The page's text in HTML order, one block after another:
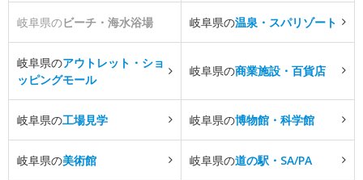
岐阜県のビーチ・海水浴場 岐阜県の温泉・スパリゾート
岐阜県のアウトレット・ショ
ッピングモール
岐阜県の商業施設・百貨店
岐阜県の工場見学 岐阜県の博物館・科学館
岐阜県の美術館 岐阜県の道の駅・SA/PA